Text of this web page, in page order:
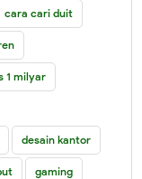
cara cari duit
1 milyar
desain kantor
gaming